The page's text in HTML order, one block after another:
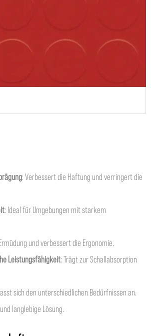
: Verbessert die Haftung und verringert die
: Ideal für Umgebungen mit starkem
und verbessert die Ergonomie.
Leistungsfähigkeit: Trägt zur Schallabsorption
sich den unterschiedlichen Bedürfnissen an.
langlebige Lösung.